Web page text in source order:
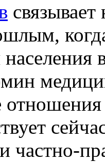
частно-